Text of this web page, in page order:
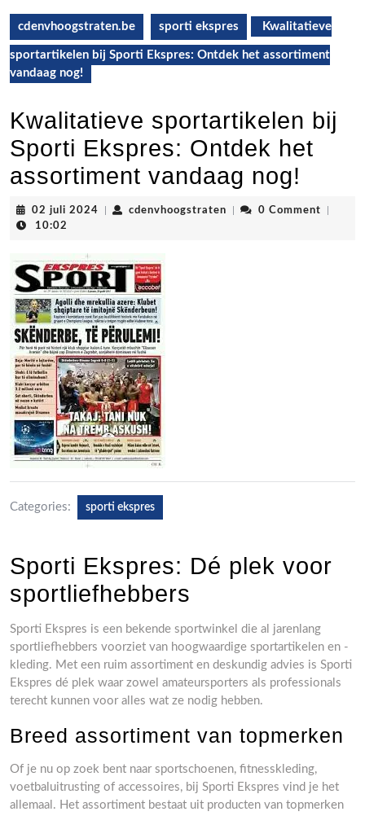
cdenvhoogstraten.be sporti ekspres Kwalitatieve
sportartikelen bij Sporti Ekspres: Ontdek het assortiment
vandaag nog!
Kwalitatieve sportartikelen bij
Sporti Ekspres: Ontdek het
assortiment vandaag nog!
02 juli 2024 02
cdenvhoogstraten cdenvhoogstraten
0 Comment
10:02
Categories: sporti ekspres
Sporti Ekspres: Dé plek voor
sportliefhebbers
Sporti Ekspres is een bekende sportwinkel die al jarenlang
sportliefhebbers voorziet van hoogwaardige sportartikelen en -
kleding. Met een ruim assortiment en deskundig advies is Sporti
Ekspres dé plek waar zowel amateursporters als professionals
terecht kunnen voor alles wat ze nodig hebben.
Breed assortiment van topmerken
Of je nu op zoek bent naar sportschoenen, fitnesskleding,
voetbaluitrusting of accessoires, bij Sporti Ekspres vind je het
allemaal. Het assortiment bestaat uit producten van topmerken